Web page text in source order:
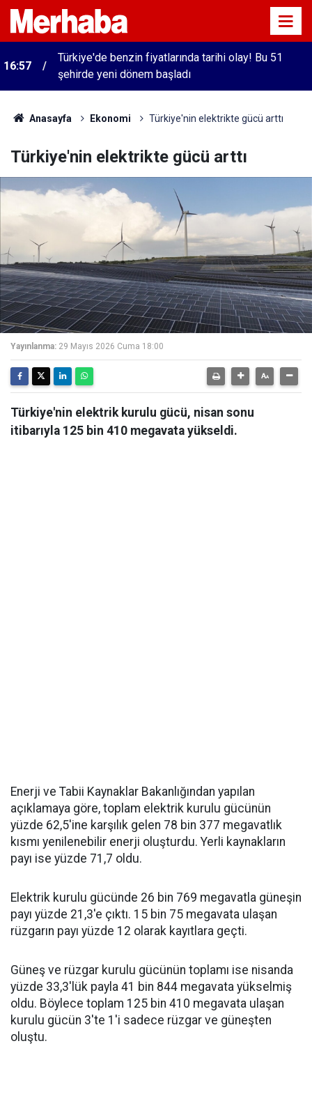
16:57
Türkiye'de benzin fiyatlarında tarihi olay! Bu 51
şehirde yeni dönem başladı
Anasayfa Ekonomi Türkiye'nin elektrikte gücü arttı
Türkiye'nin elektrikte gücü arttı
Yayınlanma: 29 Mayıs 2026 Cuma 18:00
Türkiye'nin elektrik kurulu gücü, nisan sonu
itibarıyla 125 bin 410 megavata yükseldi.
Enerji ve Tabii Kaynaklar Bakanlığından yapılan
açıklamaya göre, toplam elektrik kurulu gücünün
yüzde 62,5'ine karşılık gelen 78 bin 377 megavatlık
kısmı yenilenebilir enerji oluşturdu. Yerli kaynakların
payı ise yüzde 71,7 oldu.
Elektrik kurulu gücünde 26 bin 769 megavatla güneşin
payı yüzde 21,3'e çıktı. 15 bin 75 megavata ulaşan
rüzgarın payı yüzde 12 olarak kayıtlara geçti.
Güneş ve rüzgar kurulu gücünün toplamı ise nisanda
yüzde 33,3'lük payla 41 bin 844 megavata yükselmiş
oldu. Böylece toplam 125 bin 410 megavata ulaşan
kurulu gücün 3'te 1'i sadece rüzgar ve güneşten
oluştu.